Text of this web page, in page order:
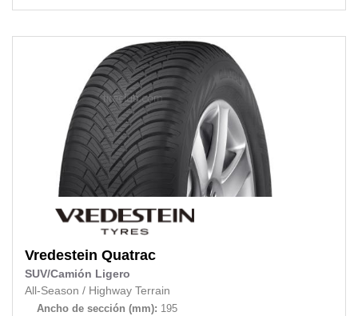
Vredestein Quatrac
SUV/Camión Ligero
All-Season / Highway Terrain
Ancho de sección (mm): 195